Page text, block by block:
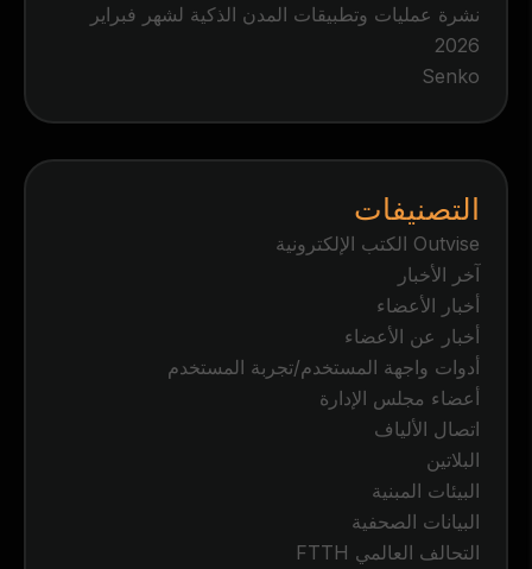
نشرة عمليات وتطبيقات المدن الذكية لشهر فبراير
2026
Senko
التصنيفات
Outvise الكتب الإلكترونية
آخر الأخبار
أخبار الأعضاء
أخبار عن الأعضاء
أدوات واجهة المستخدم/تجربة المستخدم
أعضاء مجلس الإدارة
اتصال الألياف
البلاتين
البيئات المبنية
البيانات الصحفية
التحالف العالمي FTTH